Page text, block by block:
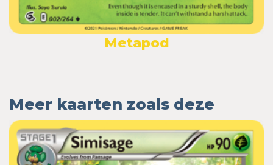
Metapod
Meer kaarten zoals deze